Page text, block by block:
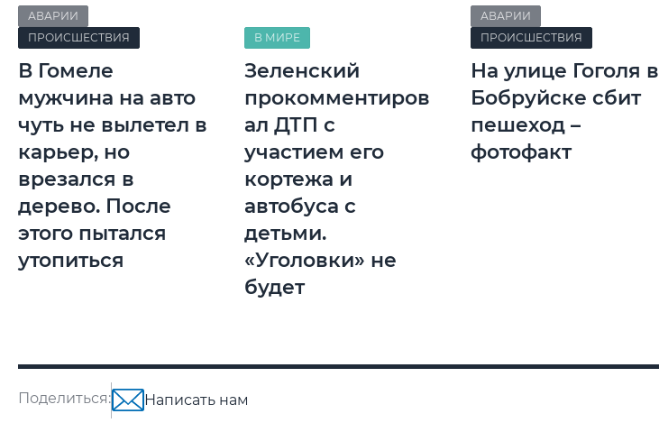
АВАРИИ
ПРОИСШЕСТВИЯ
В Гомеле
мужчина на авто
чуть не вылетел в
карьер, но
врезался в
дерево. После
этого пытался
утопиться
В МИРЕ
Зеленский
прокомментиров
ал ДТП с
участием его
кортежа и
автобуса с
детьми.
«Уголовки» не
будет
АВАРИИ
ПРОИСШЕСТВИЯ
На улице Гоголя в
Бобруйске сбит
пешеход –
фотофакт
Поделиться: Написать нам